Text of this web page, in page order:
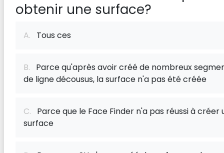
obtenir une surface?
A. Tous ces
B. Parce qu'après avoir créé de nombreux
de ligne décousus, la surface n'a pas été créée
C. Parce que le Face Finder n'a pas réussi à créer
surface